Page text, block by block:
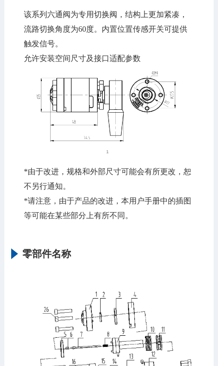
该系列六通阀为专用切换阀，结构上更加紧凑，
流路切换角度为60度。内置位置传感开关可提供
触发信号。
允许安装空间尺寸及接口适配参数
*由于改进，规格和外部尺寸可能会有所更改，恕
不另行通知。
*请注意，由于产品的改进，本用户手册中的插图
等可能在某些部分上有所不同。
零部件名称